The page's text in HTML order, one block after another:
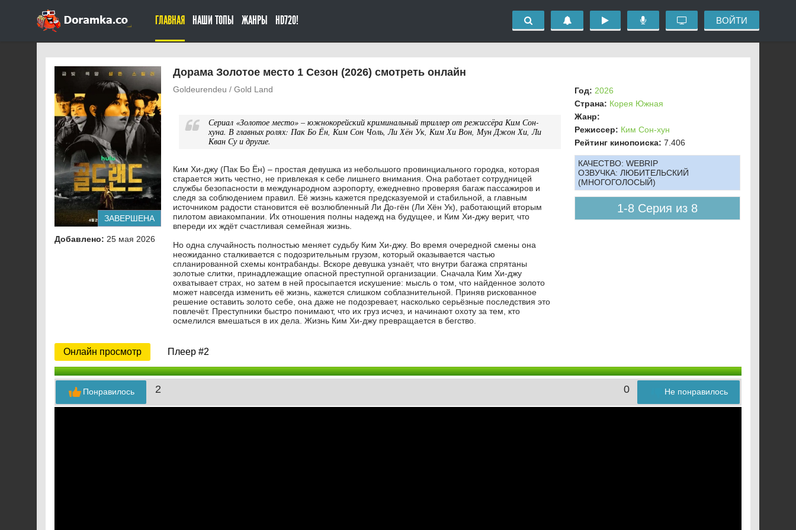
ГЛАВНАЯ НАШИ ТОПЫ ЖАНРЫ HD720! ВОЙТИ
Дорама Золотое место 1 Сезон (2026) смотреть онлайн
Goldeurendeu / Gold Land
Сериал «Золотое место» – южнокорейский криминальный триллер от режиссёра Ким Сон-
хуна. В главных ролях: Пак Бо Ён, Ким Сон Чоль, Ли Хён Ук, Ким Хи Вон, Мун Джон Хи, Ли
Кван Су и другие.
Ким Хи-джу (Пак Бо Ён) – простая девушка из небольшого провинциального городка, которая
старается жить честно, не привлекая к себе лишнего внимания. Она работает сотрудницей
службы безопасности в международном аэропорту, ежедневно проверяя багаж пассажиров и
следя за соблюдением правил. Её жизнь кажется предсказуемой и стабильной, а главным
источником радости становится её возлюбленный Ли До-гён (Ли Хён Ук), работающий вторым
пилотом авиакомпании. Их отношения полны надежд на будущее, и Ким Хи-джу верит, что
впереди их ждёт счастливая семейная жизнь.
Но одна случайность полностью меняет судьбу Ким Хи-джу. Во время очередной смены она
неожиданно сталкивается с подозрительным грузом, который оказывается частью
спланированной схемы контрабанды. Вскоре девушка узнаёт, что внутри багажа спрятаны
золотые слитки, принадлежащие опасной преступной организации. Сначала Ким Хи-джу
охватывает страх, но затем в ней просыпается искушение: мысль о том, что найденное золото
может навсегда изменить её жизнь, кажется слишком соблазнительной. Приняв рискованное
решение оставить золото себе, она даже не подозревает, насколько серьёзные последствия это
повлечёт. Преступники быстро понимают, что их груз исчез, и начинают охоту за тем, кто
осмелился вмешаться в их дела. Жизнь Ким Хи-джу превращается в бегство.
ЗАВЕРШЕНА
Добавлено: 25 мая 2026
Год: 2026
Страна: Корея Южная
Жанр:
Режиссер: Ким Сон-хун
Рейтинг кинопоиска: 7.406
КАЧЕСТВО: WEBRIP
ОЗВУЧКА: ЛЮБИТЕЛЬСКИЙ
(МНОГОГОЛОСЫЙ)
1-8 Серия из 8
Онлайн просмотр Плеер #2
2 0 Не понравилось
Понравилось